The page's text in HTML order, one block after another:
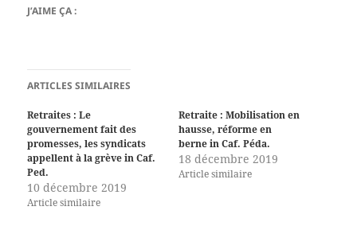
J’AIME ÇA :
ARTICLES SIMILAIRES
Retraites : Le
gouvernement fait des
promesses, les syndicats
appellent à la grève in Caf.
Ped.
10 décembre 2019
Article similaire
Retraite : Mobilisation en
hausse, réforme en
berne in Caf. Péda.
18 décembre 2019
Article similaire